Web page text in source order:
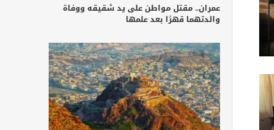
عمران.. مقتل مواطن على يد شقيقه ووفاة
والدتهما قهرًا بعد علمها